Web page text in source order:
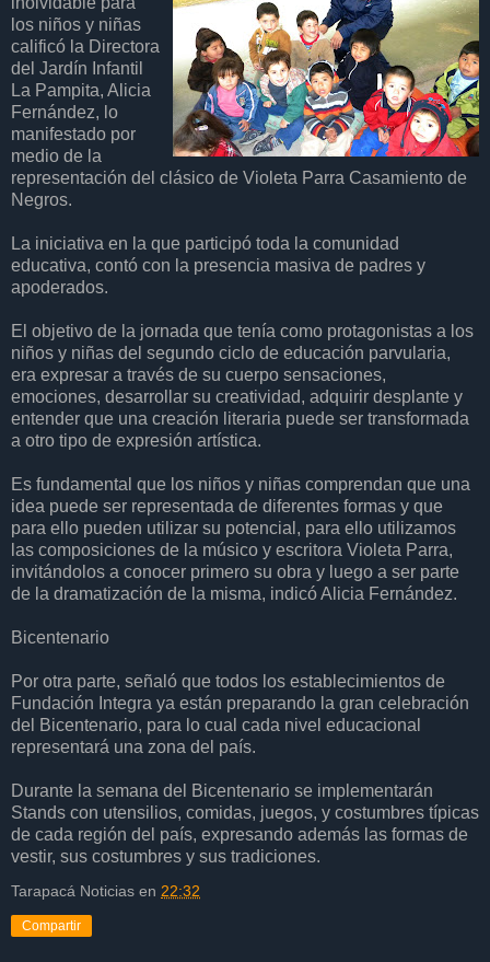
los niños y niñas
calificó la Directora
del Jardín Infantil
La Pampita, Alicia
Fernández, lo
manifestado por
medio de la
representación del clásico de Violeta Parra Casamiento de
Negros.
La iniciativa en la que participó toda la comunidad
educativa, contó con la presencia masiva de padres y
apoderados.
El objetivo de la jornada que tenía como protagonistas a los
niños y niñas del segundo ciclo de educación parvularia,
era expresar a través de su cuerpo sensaciones,
emociones, desarrollar su creatividad, adquirir desplante y
entender que una creación literaria puede ser transformada
a otro tipo de expresión artística.
Es fundamental que los niños y niñas comprendan que una
idea puede ser representada de diferentes formas y que
para ello pueden utilizar su potencial, para ello utilizamos
las composiciones de la músico y escritora Violeta Parra,
invitándolos a conocer primero su obra y luego a ser parte
de la dramatización de la misma, indicó Alicia Fernández.
Bicentenario
Por otra parte, señaló que todos los establecimientos de
Fundación Integra ya están preparando la gran celebración
del Bicentenario, para lo cual cada nivel educacional
representará una zona del país.
Durante la semana del Bicentenario se implementarán
Stands con utensilios, comidas, juegos, y costumbres típicas
de cada región del país, expresando además las formas de
vestir, sus costumbres y sus tradiciones.
Tarapacá Noticias en 22:32
Compartir